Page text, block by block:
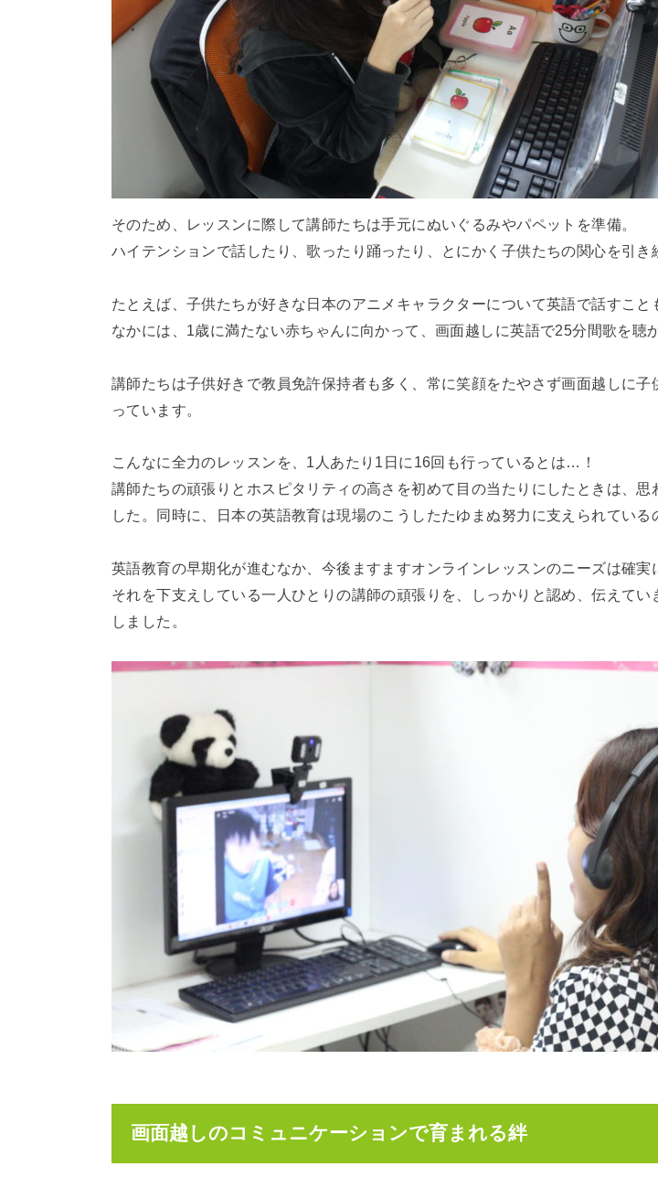
そのため、レッスンに際して講師たちは手元にぬいぐるみやパペットを準備。
ハイテンションで話したり、歌ったり踊ったり、とにかく子供たちの関心を引き
たとえば、子供たちが好きな日本のアニメキャラクターについて英語で話すこと
なかには、1歳に満たない赤ちゃんに向かって、画面越しに英語で25分間歌を聴
講師たちは子供好きで教員免許保持者も多く、常に笑顔をたやさず画面越しに子
っています。
こんなに全力のレッスンを、1人あたり1日に16回も行っているとは…！
講師たちの頑張りとホスピタリティの高さを初めて目の当たりにしたときは、思
した。同時に、日本の英語教育は現場のこうしたたゆまぬ努力に支えられている
英語教育の早期化が進むなか、今後ますますオンラインレッスンのニーズは確実
それを下支えしている一人ひとりの講師の頑張りを、しっかりと認め、伝えてい
しました。
画面越しのコミュニケーションで育まれる絆